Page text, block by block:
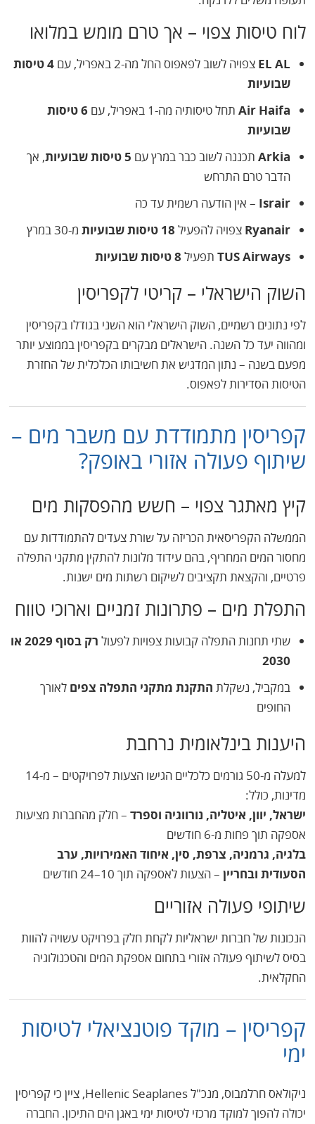
לוח טיסות צפוי – אך טרם מומש במלואו
EL AL צפויה לשוב לפאפוס החל מה-2 באפריל, עם
4 טיסות
שבועיות
Air Haifa תחל טיסותיה מה-1 באפריל, עם
6 טיסות
שבועיות
Arkia תכננה לשוב כבר במרץ עם 5 טיסות שבועיות
, אך
הדבר טרם התרחש
Israir – אין הודעה רשמית עד כה
Ryanair צפויה להפעיל 18 טיסות שבועיות
מ-30 במרץ
TUS Airways תפעיל 8 טיסות שבועיות
השוק הישראלי – קריטי לקפריסין
לפי נתונים רשמיים, השוק הישראלי הוא השני בגודלו בקפריסין
ומהווה יעד כל השנה. הישראלים מבקרים בקפריסין בממוצע יותר
מפעם בשנה – נתון המדגיש את חשיבותו הכלכלית של החזרת
הטיסות הסדירות לפאפוס.
קפריסין מתמודדת עם משבר מים –
שיתוף פעולה אזורי באופק?
קיץ מאתגר צפוי – חשש מהפסקות מים
הממשלה הקפריסאית הכריזה על שורת צעדים להתמודדות עם
מחסור המים המחריף, בהם עידוד מלונות להתקין מתקני התפלה
פרטיים, והקצאת תקציבים לשיקום רשתות מים ישנות.
התפלת מים – פתרונות זמניים וארוכי טווח
שתי תחנות התפלה קבועות צפויות לפעול
רק בסוף 2029 או
2030
במקביל, נשקלת התקנת מתקני התפלה צפים לאורך
החופים
היענות בינלאומית נרחבת
למעלה מ-50 גורמים כלכליים הגישו הצעות לפרויקטים – מ-14
מדינות, כולל:
ישראל, יוון, איטליה, נורווגיה וספרד – חלק מהחברות מציעות
אספקה תוך פחות מ-6 חודשים
בלגיה, גרמניה, צרפת, סין, איחוד האמירויות, ערב
הסעודית ובחריין – הצעות לאספקה תוך 10–24 חודשים
שיתופי פעולה אזוריים
הנכונות של חברות ישראליות לקחת חלק בפרויקט עשויה להוות
בסיס לשיתוף פעולה אזורי בתחום אספקת המים והטכנולוגיה
החקלאית.
קפריסין – מוקד פוטנציאלי לטיסות
ימי
ניקולאס חרלמבוס, מנכ"ל Hellenic Seaplanes, ציין כי קפריסין
יכולה להפוך למוקד מרכזי לטיסות ימי באגן הים התיכון. החברה